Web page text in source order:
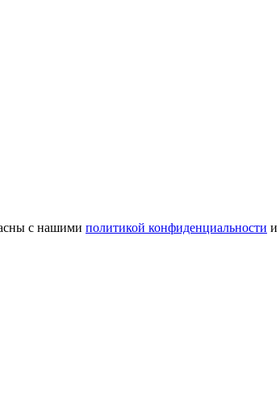
с нашими политикой конфиденциальности и